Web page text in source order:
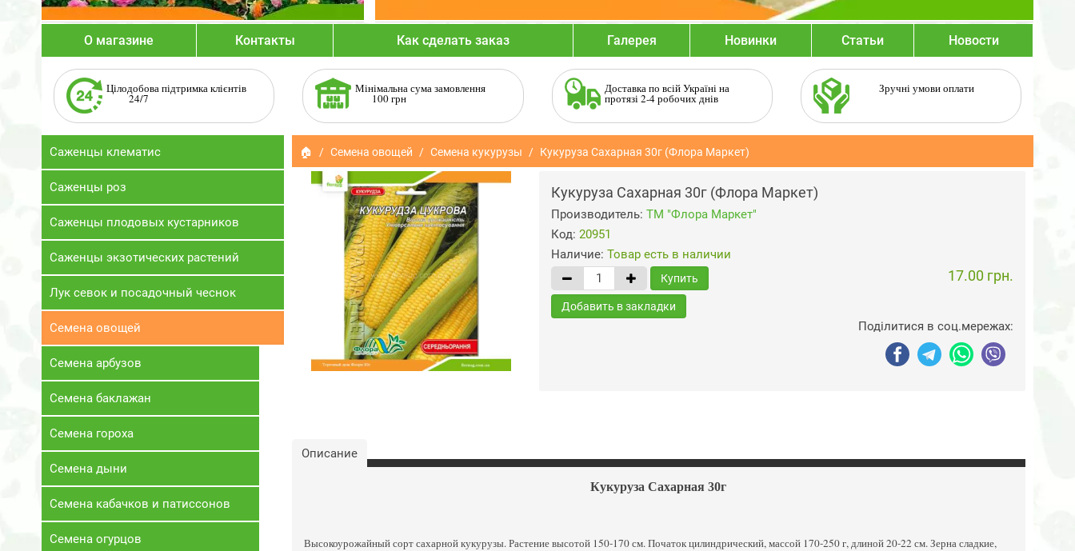
О магазине Контакты Как сделать заказ Галерея Новинки Статьи Новости
Цілодобова підтримка клієнтів
24/7
Мінімальна сума замовлення
100 грн
Доставка по всій Україні на
протязі 2-4 робочих днів
Зручні умови оплати
Саженцы клематис
Саженцы роз
Саженцы плодовых кустарников
Саженцы экзотических растений
Лук севок и посадочный чеснок
Семена овощей
Семена арбузов
Семена баклажан
Семена гороха
Семена дыни
Семена кабачков и патиссонов
Семена огурцов
🏠 Семена овощей Семена кукурузы Кукуруза Сахарная 30г (Флора Маркет)
Кукуруза Сахарная 30г (Флора Маркет)
Производитель: ТМ "Флора Маркет"
Код: 20951
Наличие: Товар есть в наличии
Купить 17.00 грн.
Добавить в закладки
Поділитися в соц.мережах:
Описание
Кукуруза Сахарная 30г
Высокоурожайный сорт сахарной кукурузы. Растение высотой 150-170 см. Початок цилиндрический, массой 170-250 г, длиной 20-22 см. Зерна сладкие,